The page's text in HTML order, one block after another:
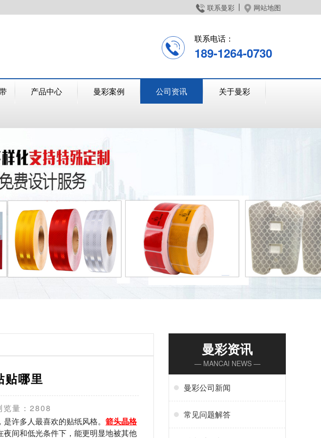
联系曼彩 网站地图
联系电话：
189-1264-0730
产品中心 曼彩案例 公司资讯 关于曼彩
贴哪里
览量：2808
许多人最喜欢的贴纸风格。 箭头晶格
间和低光条件下，能更明显地被其他
曼彩资讯
— MANCAI NEWS —
曼彩公司新闻
常见问题解答